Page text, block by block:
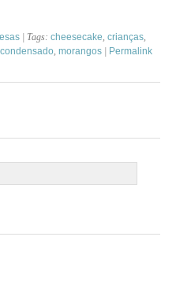
| Tags: cheesecake crianças
morangos | Permalink